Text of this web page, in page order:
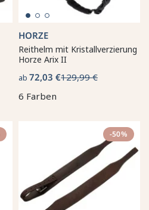
HORZE
Reithelm mit Kristallverzierung
Horze Arix II
ab 72,03 €129,99 €
6 Farben
-50%